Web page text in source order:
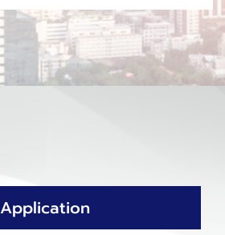
Application